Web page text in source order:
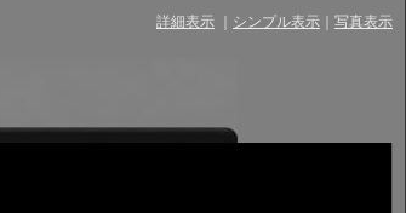
詳細表示 シンプル表示 写真表示